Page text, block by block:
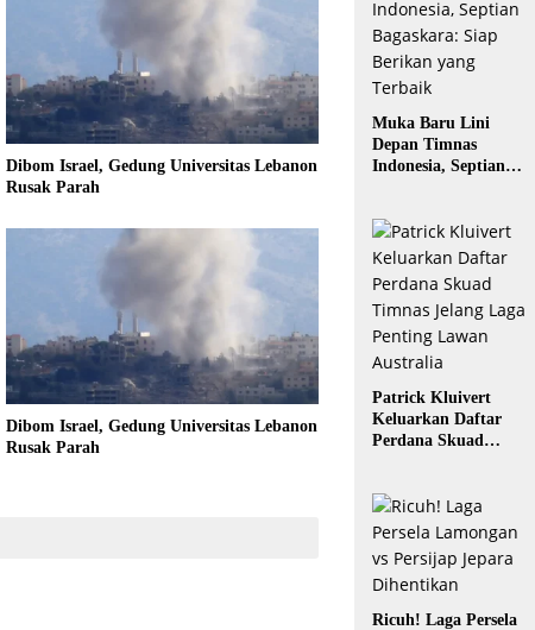
Dibom Israel, Gedung Universitas Lebanon
Rusak Parah
Dibom Israel, Gedung Universitas Lebanon
Rusak Parah
Muka Baru Lini
Depan Timnas
Indonesia, Septian
Patrick Kluivert
Keluarkan Daftar
Perdana Skuad
Australia
Ricuh! Laga Persela